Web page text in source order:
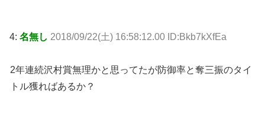
4: 名無し 2018/09/22(土) 16:58:12.00 ID:Bkb7kXfEa
2年連続沢村賞無理かと思ってたが防御率と奪三振のタイ
トル獲ればあるか？